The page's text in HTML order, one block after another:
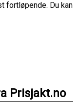
fortløpende. Du kan
Prisjakt.no